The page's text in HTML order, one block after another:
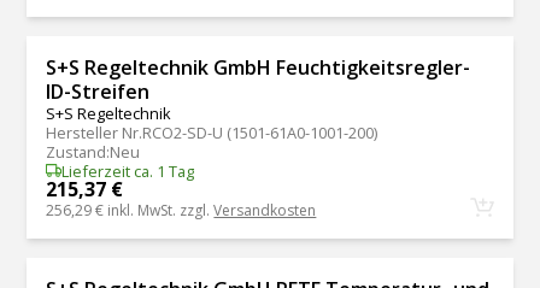
S+S Regeltechnik GmbH Feuchtigkeitsregler-
ID-Streifen
S+S Regeltechnik
Hersteller Nr.RCO2-SD-U (1501-61A0-1001-200)
Zustand:Neu
Lieferzeit ca. 1 Tag
215,37 €
256,29 € inkl. MwSt. zzgl.Versandkosten